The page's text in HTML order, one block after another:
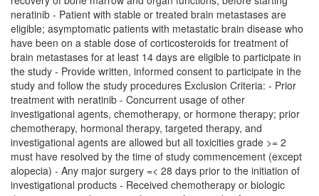
neratinib - Patient with stable or treated brain metastases are
eligible; asymptomatic patients with metastatic brain disease who
have been on a stable dose of corticosteroids for treatment of
brain metastases for at least 14 days are eligible to participate in
the study - Provide written, informed consent to participate in the
study and follow the study procedures Exclusion Criteria: - Prior
treatment with neratinib - Concurrent usage of other
investigational agents, chemotherapy, or hormone therapy; prior
chemotherapy, hormonal therapy, targeted therapy, and
investigational agents are allowed but all toxicities grade >= 2
must have resolved by the time of study commencement (except
alopecia) - Any major surgery =< 28 days prior to the initiation of
investigational products - Received chemotherapy or biologic